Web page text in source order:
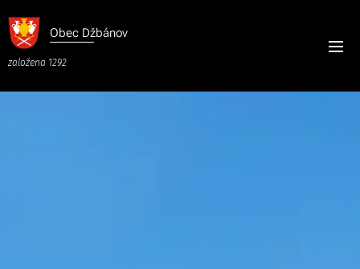
Obec Džbánov
založena 1292